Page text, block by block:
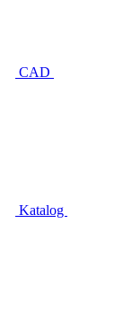
CAD
Katalog